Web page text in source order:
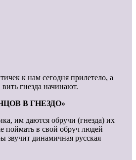
к нам сегодня прилетело, а
гнезда начинают.
В ГНЕЗДО»
им даются обручи (гнезда) их
поймать в свой обруч людей
звучит динамичная русская